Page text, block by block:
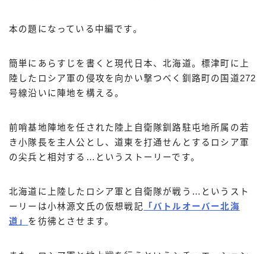
本の題になっている中編です。
簡単にあらすじを書くと現代日本、北海道。標津町に上
陸したロシア軍の侵攻を向かい撃つべく釧路町の国道272
号線沿いに陣地を構える。
前哨基地陣地を任された陸上自衛隊釧路駐屯地所属の若
き小隊長を主人公とし、道東を打通せんとするロシア軍
の尖兵と相対する…というストーリーです。
北海道に上陸したロシア軍と自衛隊が戦う…というスト
ーリーは小林源文氏の仮想戦記
「バトルオーバー北海
道」 を彷彿とさせます。